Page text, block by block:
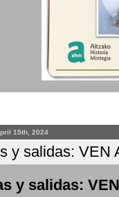
15th, 2024
y salidas: VEN
y salidas: